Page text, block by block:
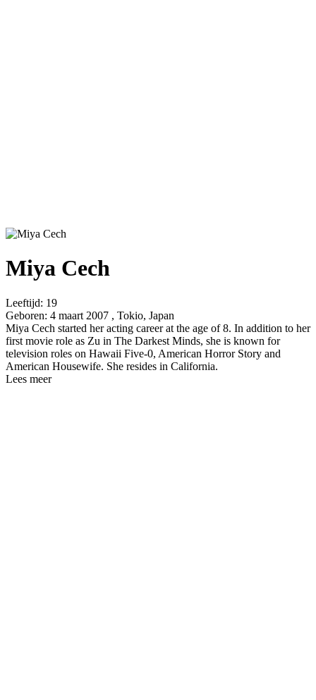
Miya Cech
Leeftijd: 19
Geboren: 4 maart 2007 , Tokio, Japan
Miya Cech started her acting career at the age of 8. In addition to her
first movie role as Zu in The Darkest Minds, she is known for
television roles on Hawaii Five-0, American Horror Story and
American Housewife. She resides in California.
Lees meer